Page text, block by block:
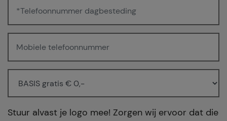
Stuur alvast je logo mee! Zorgen wij ervoor dat die